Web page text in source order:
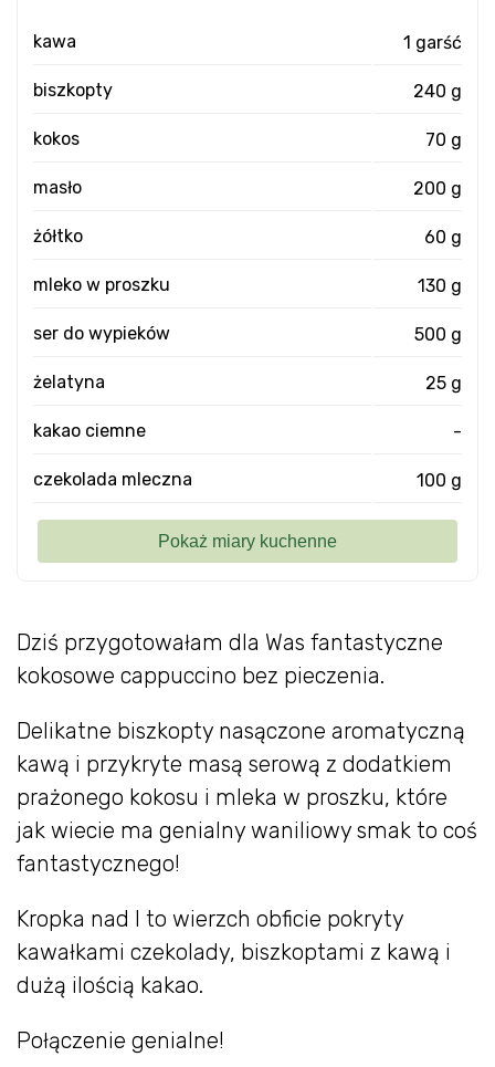
Dziś przygotowałam dla Was fantastyczne
kokosowe cappuccino bez pieczenia.
Delikatne biszkopty nasączone aromatyczną
kawą i przykryte masą serową z dodatkiem
prażonego kokosu i mleka w proszku, które
jak wiecie ma genialny waniliowy smak to coś
fantastycznego!
Kropka nad I to wierzch obficie pokryty
kawałkami czekolady, biszkoptami z kawą i
dużą ilością kakao.
Połączenie genialne!
kawa 1 garść
biszkopty 240 g
kokos 70 g
masło 200 g
żółtko 60 g
mleko w proszku 130 g
ser do wypieków 500 g
żelatyna 25 g
kakao ciemne -
czekolada mleczna 100 g